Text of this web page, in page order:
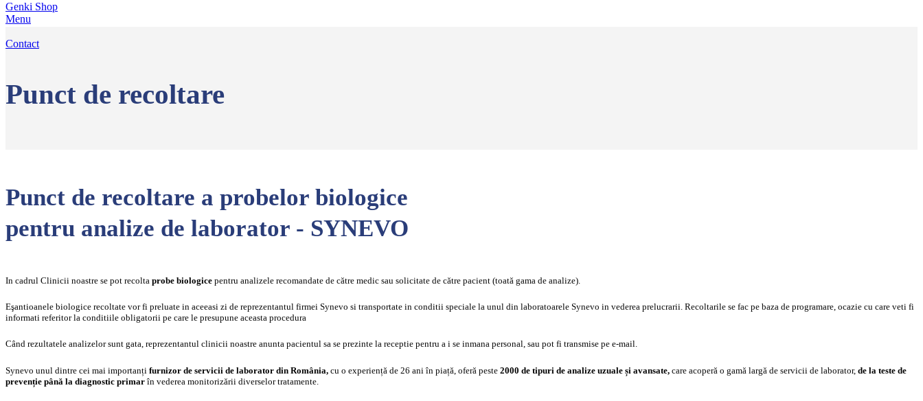
Genki Shop
Menu
Contact
Punct de recoltare
Punct de recoltare a probelor biologice
pentru analize de laborator - SYNEVO
In cadrul Clinicii noastre se pot recolta probe biologice pentru analizele recomandate de către medic sau solicitate de către pacient (toată gama de analize).
Eşantioanele biologice recoltate vor fi preluate in aceeasi zi de reprezentantul firmei Synevo si transportate in conditii speciale la unul din laboratoarele Synevo in vederea prelucrarii. Recoltarile se fac pe baza de programare, ocazie cu care veti fi
informati referitor la conditiile obligatorii pe care le presupune aceasta procedura
Când rezultatele analizelor sunt gata, reprezentantul clinicii noastre anunta pacientul sa se prezinte la receptie pentru a i se inmana personal, sau pot fi transmise pe e-mail.
Synevo unul dintre cei mai importanți furnizor de servicii de laborator din România, cu o experiență de 26 ani în piață, oferă peste 2000 de tipuri de analize uzuale și avansate, care acoperă o gamă largă de servicii de laborator, de la teste de
prevenție până la diagnostic primarîn vederea monitorizării diverselor tratamente.